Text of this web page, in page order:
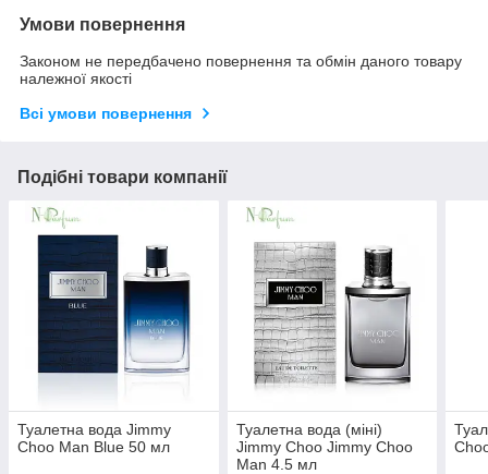
Умови повернення
Законом не передбачено повернення та обмін даного товару
належної якості
Всі умови повернення
Подібні товари компанії
Туалетна вода Jimmy
Choo Man Blue 50 мл
Туалетна вода (міні)
Jimmy Choo Jimmy Choo
Man 4.5 мл